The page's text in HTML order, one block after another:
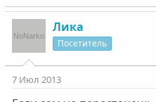
Лика
Посетитель
7 Июл 2013